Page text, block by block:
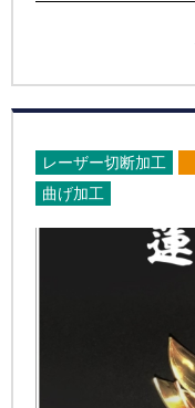
レーザー切断加工
曲げ加工